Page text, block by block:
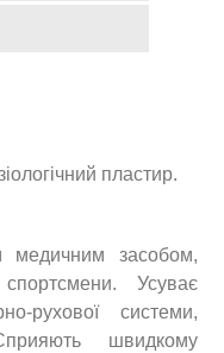
пластир.
медичним засобом,
Усуває
рухової системи,
швидкому